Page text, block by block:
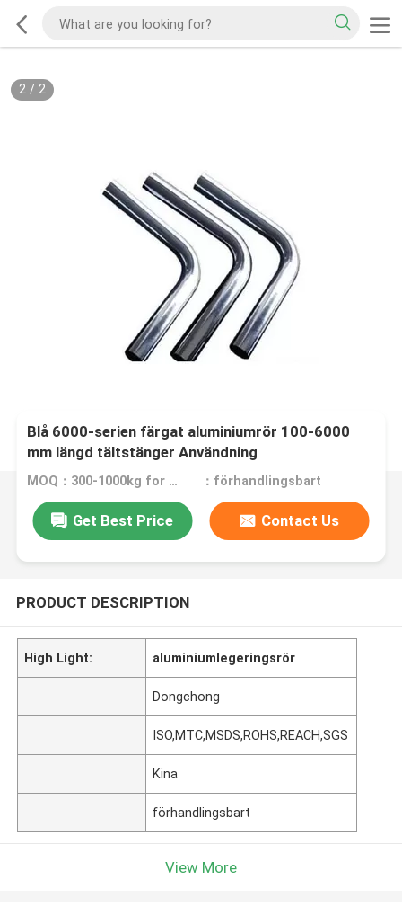
2/ 2
Blå 6000-serien färgat aluminiumrör 100-6000
mm längd tältstänger Användning
MOQ：300-1000kg for different product ：förhandlingsbart
Get Best Price Contact Us
PRODUCT DESCRIPTION
High Light: aluminiumlegeringsrör
Dongchong
ISO,MTC,MSDS,ROHS,REACH,SGS
Kina
förhandlingsbart
View More